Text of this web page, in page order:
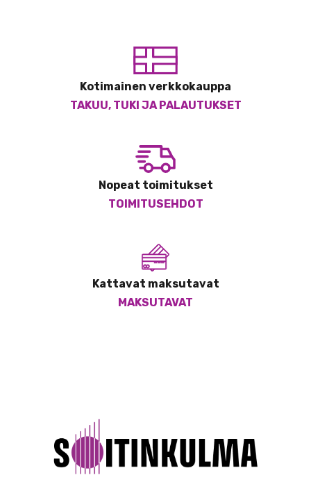
Kotimainen verkkokauppa
TAKUU, TUKI JA PALAUTUKSET
Nopeat toimitukset
TOIMITUSEHDOT
Kattavat maksutavat
MAKSUTAVAT